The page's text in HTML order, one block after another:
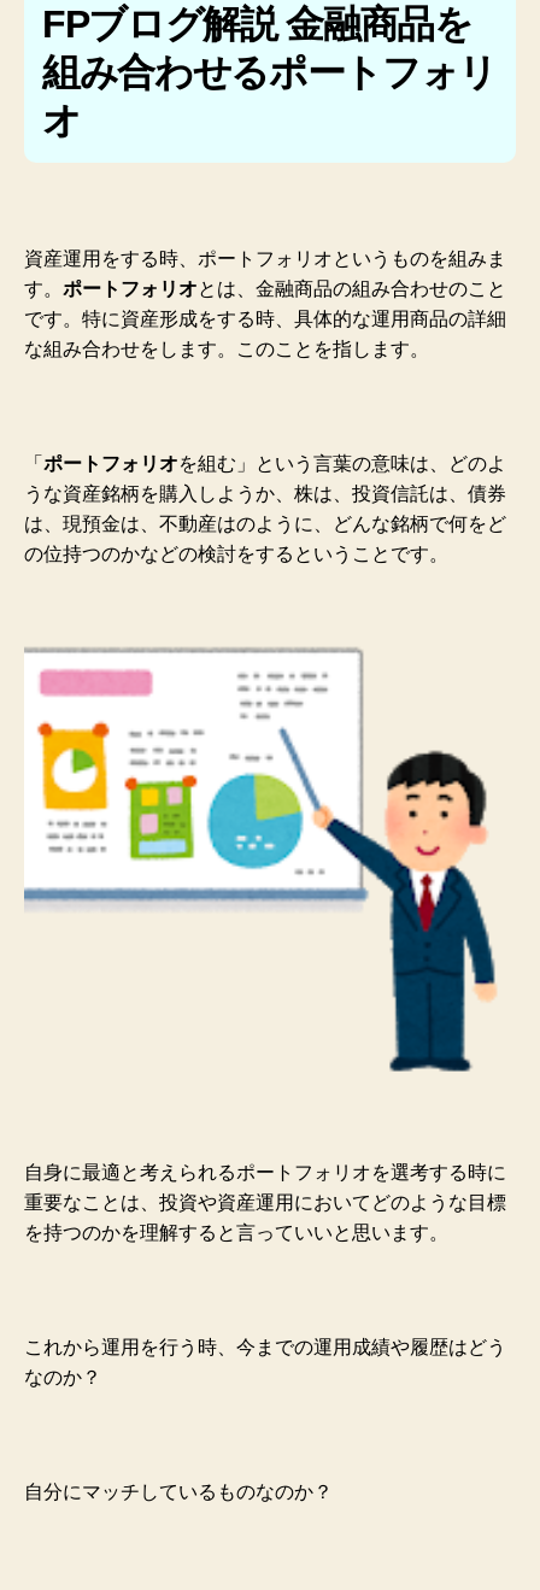
FPブログ解説 金融商品を
組み合わせるポートフォリ
オ
資産運用をする時、ポートフォリオというものを組みま
す。 ポートフォリオとは、金融商品の組み合わせのこと
です。特に資産形成をする時、具体的な運用商品の詳細
な組み合わせをします。このことを指します。
「 ポートフォリオを組む」という言葉の意味は、どのよ
うな資産銘柄を購入しようか、株は、投資信託は、債券
は、現預金は、不動産はのように、どんな銘柄で何をど
の位持つのかなどの検討をするということです。
自身に最適と考えられるポートフォリオを選考する時に
重要なことは、投資や資産運用においてどのような目標
を持つのかを理解すると言っていいと思います。
これから運用を行う時、今までの運用成績や履歴はどう
なのか？
自分にマッチしているものなのか？